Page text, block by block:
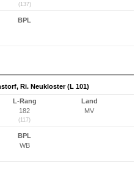
(137)
BPL
Ri. Neukloster (L 101)
L-Rang
182
(117)
Land
MV
BPL
WB